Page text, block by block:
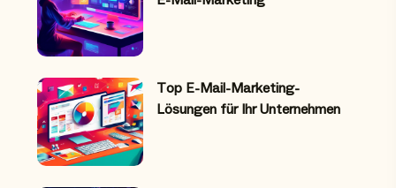
Top E-Mail-Marketing-
Lösungen für Ihr Unternehmen